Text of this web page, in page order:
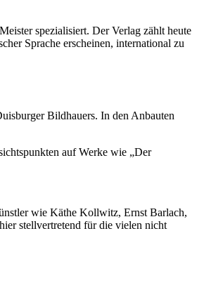
spezialisiert. Der Verlag zählt heute
Sprache erscheinen, international zu
Bildhauers. In den Anbauten
auf Werke wie „Der
wie Käthe Kollwitz, Ernst Barlach,
stellvertretend für die vielen nicht